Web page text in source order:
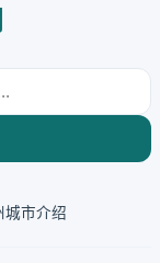
城市介绍